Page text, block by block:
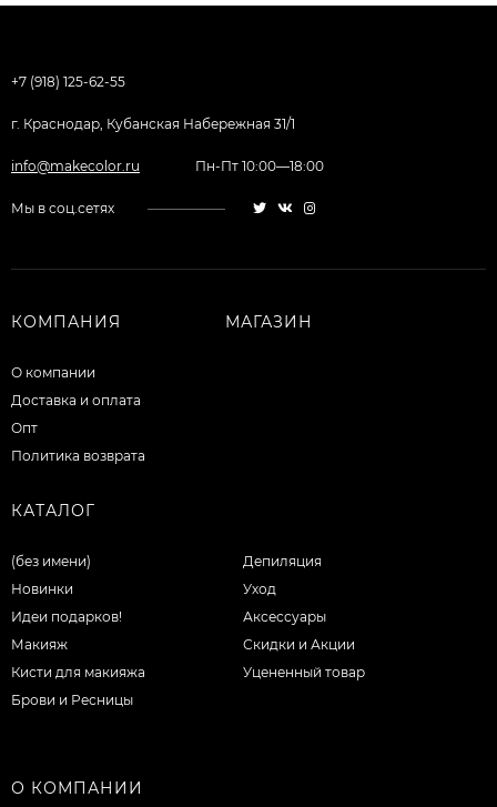
+7 (918) 125-62-55
г. Краснодар, Кубанская Набережная 31/1
info@makecolor.ru Пн-Пт 10:00—18:00
Мы в соц.сетях
КОМПАНИЯ
О компании
Доставка и оплата
Опт
Политика возврата
МАГАЗИН
КАТАЛОГ
(без имени)
Новинки
Идеи подарков!
Макияж
Кисти для макияжа
Брови и Ресницы
Депиляция
Уход
Аксессуары
Скидки и Акции
Уцененный товар
О КОМПАНИИ